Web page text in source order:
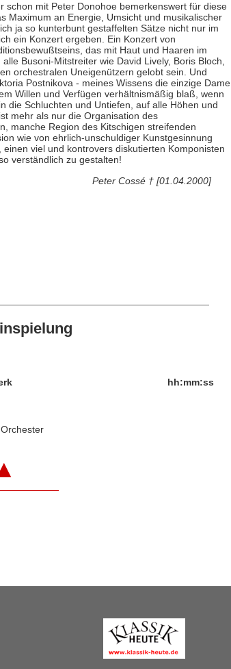
schon mit Peter Donohoe bemerkenswert für diese
Maximum an Energie, Umsicht und musikalischer
ja so kunterbunt gestaffelten Sätze nicht nur im
ein Konzert ergeben. Ein Konzert von
das mit Haut und Haaren im
Busoni-Mitstreiter wie David Lively, Boris Bloch,
orchestralen Uneigenützern gelobt sein. Und
Postnikova - meines Wissens die einzige Dame
Willen und Verfügen verhältnismäßig blaß, wenn
die Schluchten und Untiefen, auf alle Höhen und
mehr als nur die Organisation des
manche Region des Kitschigen streifenden
wie von ehrlich-unschuldiger Kunstgesinnung
viel und kontrovers diskutierten Komponisten
verständlich zu gestalten!
Peter Cossé † [01.04.2000]
hh:mm:ss